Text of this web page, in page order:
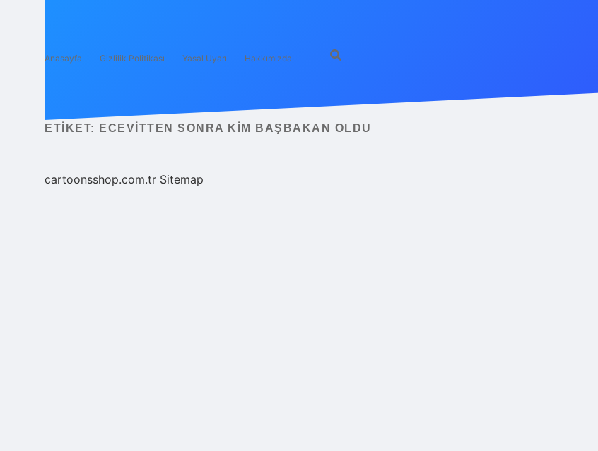
Anasayfa Gizlilik Politikası Yasal Uyarı Hakkımızda
ETIKET: ECEVITTEN SONRA KIM BAŞBAKAN OLDU
cartoonsshop.com.tr Sitemap